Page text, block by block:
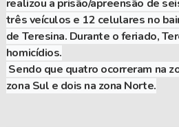
realizou a prisão/apreensão de
três veículos e 12 celulares no
de Teresina. Durante o feriado,
homicídios.
Sendo que quatro ocorreram na
zona Sul e dois na zona Norte.